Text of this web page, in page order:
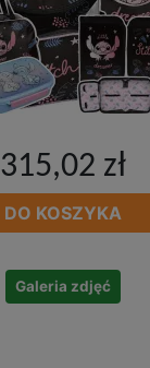
315,02 zł
DO KOSZYKA
Galeria zdjęć